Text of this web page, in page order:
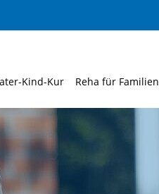
Kind-Kur Reha für Familien